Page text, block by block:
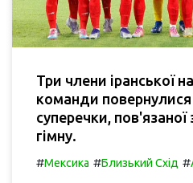
Три члени іранської
команди
суперечки,
гімну.
#Мексика #Близький Схід #